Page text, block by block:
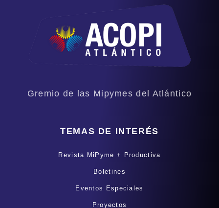
Gremio de las Mipymes del Atlántico
TEMAS DE INTERÉS
Revista MiPyme + Productiva
Boletines
Eventos Especiales
Proyectos